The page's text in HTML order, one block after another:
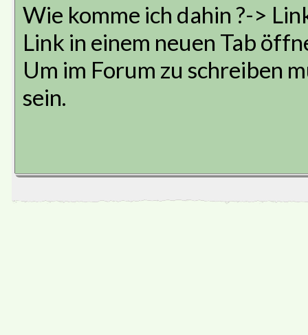
Wie komme ich dahin ?->
Link in einem neuen Tab
Um im Forum zu schreiben
sein.